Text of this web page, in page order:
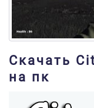
Скачать
на пк